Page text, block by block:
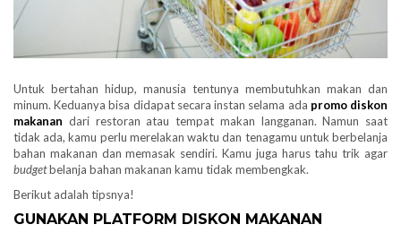
Untuk bertahan hidup, manusia tentunya membutuhkan makan dan
minum. Keduanya bisa didapat secara instan selama ada promo diskon
makanan dari restoran atau tempat makan langganan. Namun saat
tidak ada, kamu perlu merelakan waktu dan tenagamu untuk berbelanja
bahan makanan dan memasak sendiri. Kamu juga harus tahu trik agar
budgetbelanja bahan makanan kamu tidak membengkak.
Berikut adalah tipsnya!
GUNAKAN PLATFORM DISKON MAKANAN